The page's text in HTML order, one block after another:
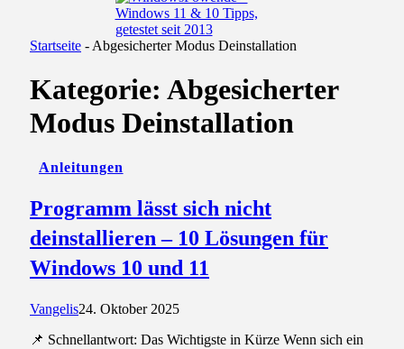
Startseite - Abgesicherter Modus Deinstallation
Kategorie: Abgesicherter
Modus Deinstallation
Anleitungen
Programm lässt sich nicht
deinstallieren – 10 Lösungen für
Windows 10 und 11
Vangelis24. Oktober 2025
📌 Schnellantwort: Das Wichtigste in Kürze Wenn sich ein